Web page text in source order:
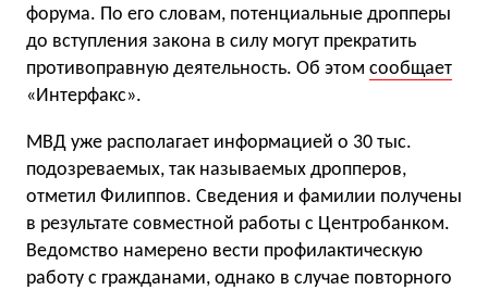
форума. По его словам, потенциальные дропперы
до вступления закона в силу могут прекратить
противоправную деятельность. Об этом сообщает
«Интерфакс».
МВД уже располагает информацией о 30 тыс.
подозреваемых, так называемых дропперов,
отметил Филиппов. Сведения и фамилии получены
в результате совместной работы с Центробанком.
Ведомство намерено вести профилактическую
работу с гражданами, однако в случае повторного